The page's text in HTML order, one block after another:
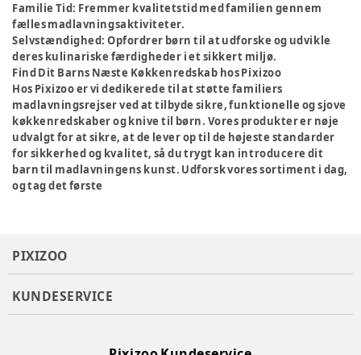
Familie Tid: Fremmer kvalitetstid med familien gennem
fælles madlavningsaktiviteter.
Selvstændighed: Opfordrer børn til at udforske og udvikle
deres kulinariske færdigheder i et sikkert miljø.
Find Dit Barns Næste Køkkenredskab hos Pixizoo
Hos Pixizoo er vi dedikerede til at støtte familiers
madlavningsrejser ved at tilbyde sikre, funktionelle og sjove
køkkenredskaber og knive til børn. Vores produkter er nøje
udvalgt for at sikre, at de lever op til de højeste standarder
for sikkerhed og kvalitet, så du trygt kan introducere dit
barn til madlavningens kunst. Udforsk vores sortiment i dag,
og tag det første
PIXIZOO
KUNDESERVICE